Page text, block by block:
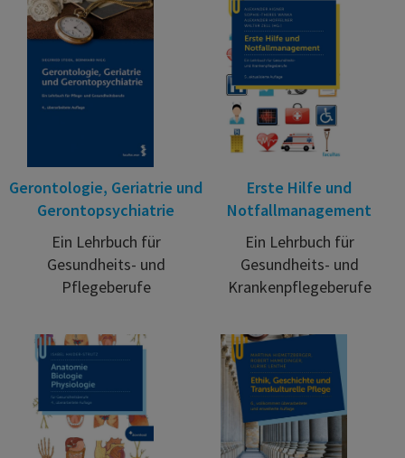
Gerontologie, Geriatrie und
Gerontopsychiatrie
Ein Lehrbuch für
Gesundheits- und
Pflegeberufe
Erste Hilfe und
Notfallmanagement
Ein Lehrbuch für
Gesundheits- und
Krankenpflegeberufe